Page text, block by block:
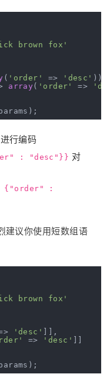
brown fox'
( 'order' => 'desc'
array ( 'order' =>
行编码
: "desc"}} 对
{"order" :
建议你使用短数组语
brown fox'
'desc'
]],
=> 'desc'